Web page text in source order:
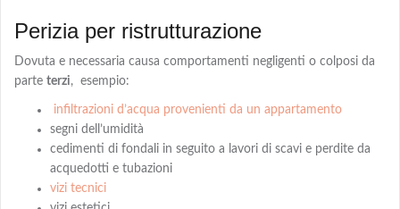
Perizia per ristrutturazione
Dovuta e necessaria causa comportamenti negligenti o colposi da
parte terzi, esempio:
infiltrazioni d’acqua provenienti da un appartamento
segni dell’umidità
cedimenti di fondali in seguito a lavori di scavi e perdite da
acquedotti e tubazioni
vizi tecnici